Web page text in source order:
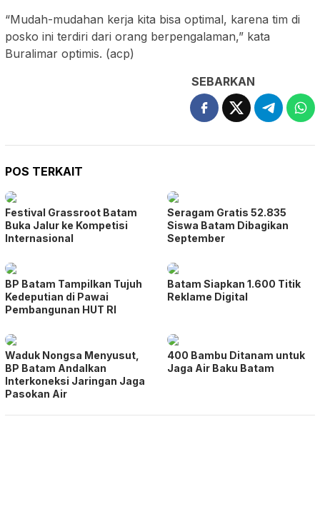
“Mudah-mudahan kerja kita bisa optimal, karena tim di
posko ini terdiri dari orang berpengalaman,” kata
Buralimar optimis. (acp)
SEBARKAN
POS TERKAIT
Festival Grassroot Batam
Buka Jalur ke Kompetisi
Internasional
Seragam Gratis 52.835
Siswa Batam Dibagikan
September
BP Batam Tampilkan Tujuh
Kedeputian di Pawai
Pembangunan HUT RI
Batam Siapkan 1.600 Titik
Reklame Digital
Waduk Nongsa Menyusut,
BP Batam Andalkan
Interkoneksi Jaringan Jaga
Pasokan Air
400 Bambu Ditanam untuk
Jaga Air Baku Batam